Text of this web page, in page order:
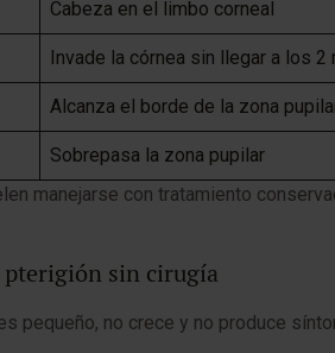
Cabeza en el limbo corneal
Invade la córnea sin llegar a los 2
Alcanza el borde de la zona
Sobrepasa la zona pupilar
manejarse con tratamiento
sin cirugía
pequeño, no crece y no produce